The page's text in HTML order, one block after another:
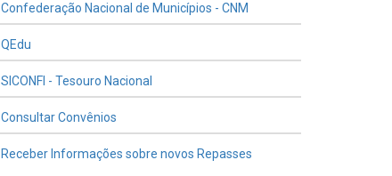
Confederação Nacional de Municípios - CNM
QEdu
SICONFI - Tesouro Nacional
Consultar Convênios
Receber Informações sobre novos Repasses